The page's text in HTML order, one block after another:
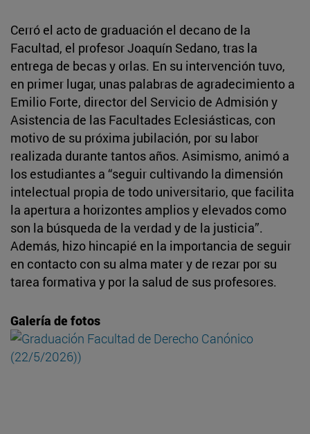
Cerró el acto de graduación el decano de la
Facultad, el profesor Joaquín Sedano, tras la
entrega de becas y orlas. En su intervención tuvo,
en primer lugar, unas palabras de agradecimiento a
Emilio Forte, director del Servicio de Admisión y
Asistencia de las Facultades Eclesiásticas, con
motivo de su próxima jubilación, por su labor
realizada durante tantos años. Asimismo, animó a
los estudiantes a “seguir cultivando la dimensión
intelectual propia de todo universitario, que facilita
la apertura a horizontes amplios y elevados como
son la búsqueda de la verdad y de la justicia”.
Además, hizo hincapié en la importancia de seguir
en contacto con su alma mater y de rezar por su
tarea formativa y por la salud de sus profesores.
Galería de fotos